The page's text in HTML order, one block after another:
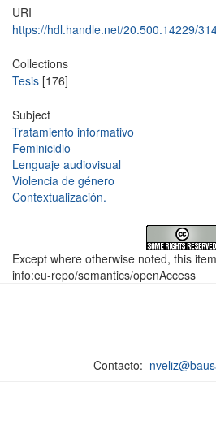
URI
https://hdl.handle.net/20.500.14229/
Collections
Tesis [176]
Subject
Tratamiento informativo
Feminicidio
Lenguaje audiovisual
Violencia de género
Contextualización.
Except where otherwise noted, this
info:eu-repo/semantics/openAccess
Contacto: